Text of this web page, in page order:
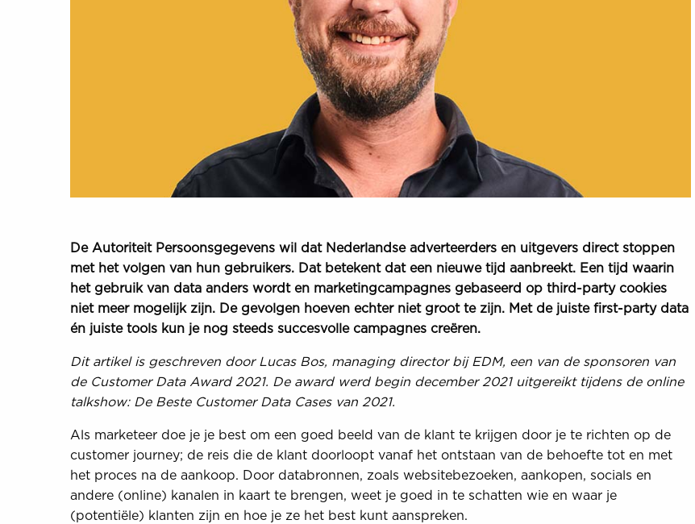
De Autoriteit Persoonsgegevens wil dat Nederlandse adverteerders en uitgevers direct stoppen
met het volgen van hun gebruikers. Dat betekent dat een nieuwe tijd aanbreekt. Een tijd waarin
het gebruik van data anders wordt en marketingcampagnes gebaseerd op third-party cookies
niet meer mogelijk zijn. De gevolgen hoeven echter niet groot te zijn. Met de juiste first-party data
én juiste tools kun je nog steeds succesvolle campagnes creëren.
Dit artikel is geschreven door Lucas Bos, managing director bij EDM, een van de sponsoren van
de Customer Data Award 2021. De award werd begin december 2021 uitgereikt tijdens de online
talkshow: De Beste Customer Data Cases van 2021.
Als marketeer doe je je best om een goed beeld van de klant te krijgen door je te richten op de
customer journey; de reis die de klant doorloopt vanaf het ontstaan van de behoefte tot en met
het proces na de aankoop. Door databronnen, zoals websitebezoeken, aankopen, socials en
andere (online) kanalen in kaart te brengen, weet je goed in te schatten wie en waar je
(potentiële) klanten zijn en hoe je ze het best kunt aanspreken.